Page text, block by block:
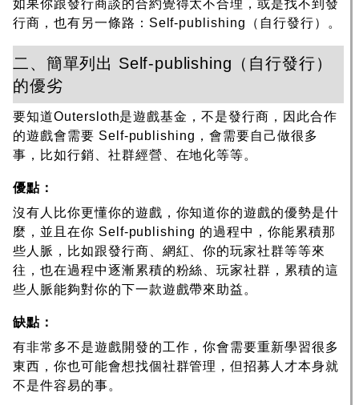
如果你跟發行商談的合約覺得太不合理，或是找不到發
行商，也有另一條路：Self-publishing（自行發行）。
二、簡單列出 Self-publishing（自行發行）
的優劣
要知道Outersloth是遊戲基金，不是發行商，因此合作
的遊戲會需要 Self-publishing，會需要自己做很多
事，比如行銷、社群經營、在地化等等。
優點：
沒有人比你更懂你的遊戲，你知道你的遊戲的優勢是什
麼，並且在你 Self-publishing 的過程中，你能累積那
些人脈，比如跟發行商、網紅、你的玩家社群等等來
往，也在過程中逐漸累積的粉絲、玩家社群，累積的這
些人脈能夠對你的下一款遊戲帶來助益。
缺點：
有非常多不是遊戲開發的工作，你會需要重新學習很多
東西，你也可能會想找個社群管理，但招募人才本身就
不是件容易的事。